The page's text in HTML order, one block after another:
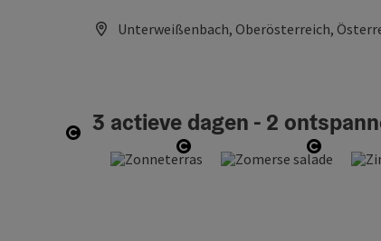
Unterweißenbach, Oberösterreich,
3 actieve dagen - 2
Start Copyright
Start Copyright Start